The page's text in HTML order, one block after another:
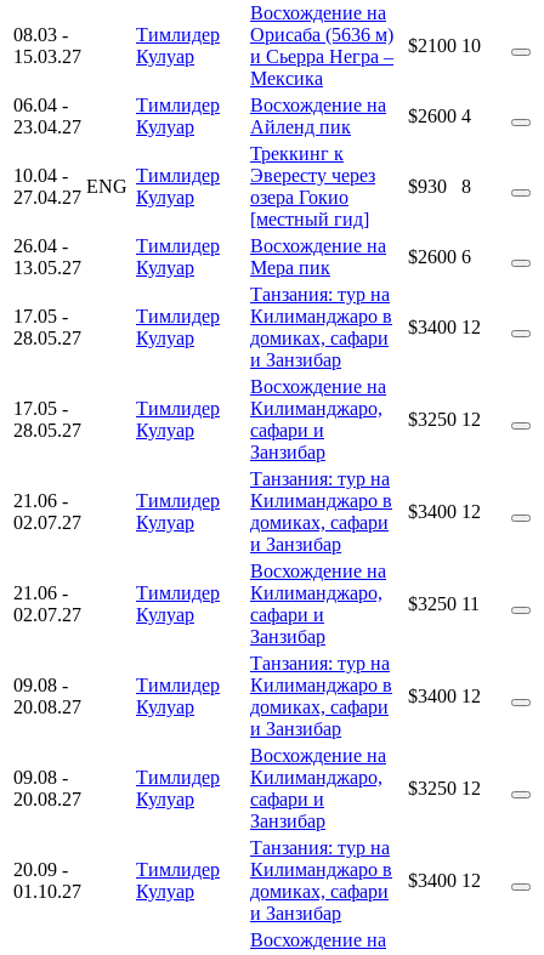
08.03 -
15.03.27
Тимлидер
Кулуар
Восхождение на
Орисаба (5636 м)
и Сьерра Негра –
Мексика
$2100 10
06.04 -
23.04.27
Тимлидер
Кулуар
Восхождение на
Айленд пик
$2600 4
10.04 -
27.04.27
ENG
Тимлидер
Кулуар
Треккинг к
Эвересту через
озера Гокио
[местный гид]
$930 8
26.04 -
13.05.27
Тимлидер
Кулуар
Восхождение на
Мера пик
$2600 6
17.05 -
28.05.27
Тимлидер
Кулуар
Танзания: тур на
Килиманджаро в
домиках, сафари
и Занзибар
$3400 12
17.05 -
28.05.27
Тимлидер
Кулуар
Восхождение на
Килиманджаро,
сафари и
Занзибар
$3250 12
21.06 -
02.07.27
Тимлидер
Кулуар
Танзания: тур на
Килиманджаро в
домиках, сафари
и Занзибар
$3400 12
21.06 -
02.07.27
Тимлидер
Кулуар
Восхождение на
Килиманджаро,
сафари и
Занзибар
$3250 11
09.08 -
20.08.27
Тимлидер
Кулуар
Танзания: тур на
Килиманджаро в
домиках, сафари
и Занзибар
$3400 12
09.08 -
20.08.27
Тимлидер
Кулуар
Восхождение на
Килиманджаро,
сафари и
Занзибар
$3250 12
20.09 -
01.10.27
Тимлидер
Кулуар
Танзания: тур на
Килиманджаро в
домиках, сафари
и Занзибар
$3400 12
Восхождение на